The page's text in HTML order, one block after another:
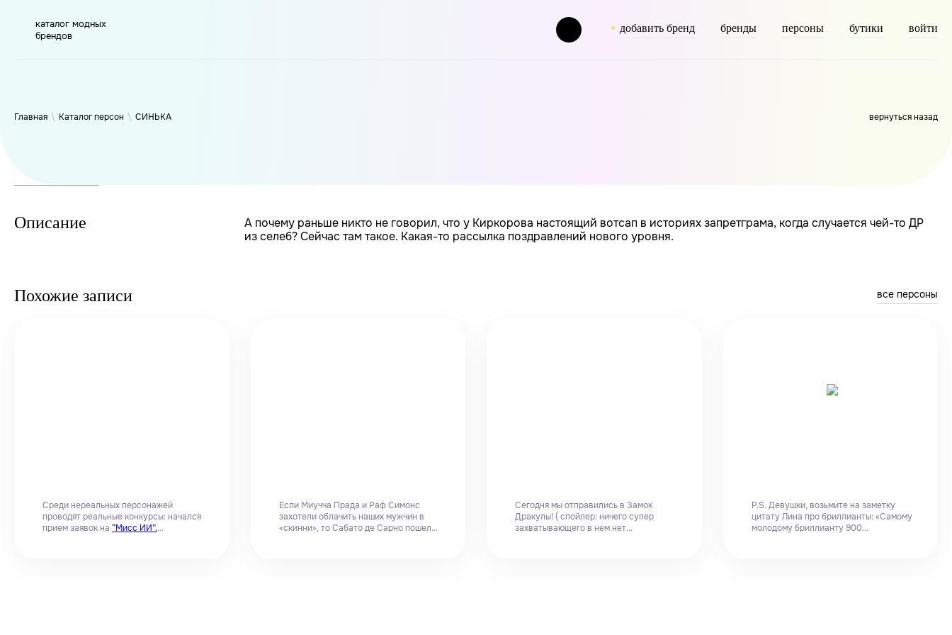
каталог модных
брендов
добавить бренд бренды персоны бутики войти
Главная \ Каталог персон \ СИНЬКА вернуться назад
Описание
А почему раньше никто не говорил, что у Киркорова настоящий вотсап в историях запретграма, когда случается чей-то ДР
из селеб? Сейчас там такое. Какая-то рассылка поздравлений нового уровня.
Похожие записи все персоны
Среди нереальных персонажей
проводят реальные конкурсы: начался
прием заявок на “Мисс ИИ”....
Если Миучча Прада и Раф Симонс
захотели облачить наших мужчин в
«скинни», то Сабато де Сарно пошел...
Сегодня мы отправились в Замок
Дракулы! ( спойлер: ничего супер
захватывающего в нем нет...
P.S. Девушки, возьмите на заметку
цитату Лина про бриллианты: «Самому
молодому бриллианту 900...